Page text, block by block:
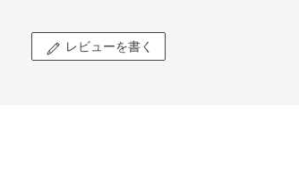
レビューを書く